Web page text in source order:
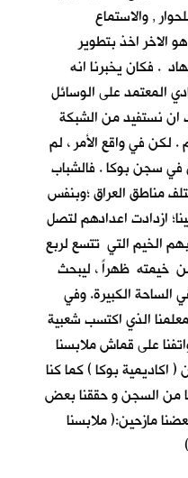
, والاستماع
الاخر اخذ بتطوير
. فكان يخبرنا انه
المعتمد على الوسائل
ان نستفيد من الشبكة
لكن في واقع الأمر ، لم
في سجن بوكا . فالشباب
مناطق العراق ؛وبنفس
ازدادت اعدادهم لتصل
الخيم التي تتسع لربع
خيمته ظهراً ، ليبحث
الساحة الكبيرة. وفي
الذي اكتسب شعبية
على قماش ملابسنا
اكاديمية بوكا ) كما كنا
من السجن و حققنا بعض
مازحين:( ملابسنا